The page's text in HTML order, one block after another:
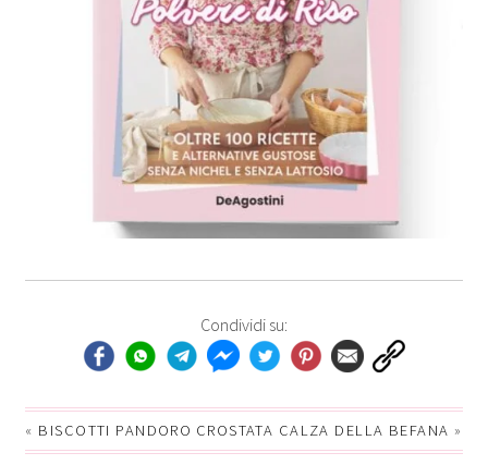
Condividi su:
« BISCOTTI PANDORO CROSTATA CALZA DELLA BEFANA »